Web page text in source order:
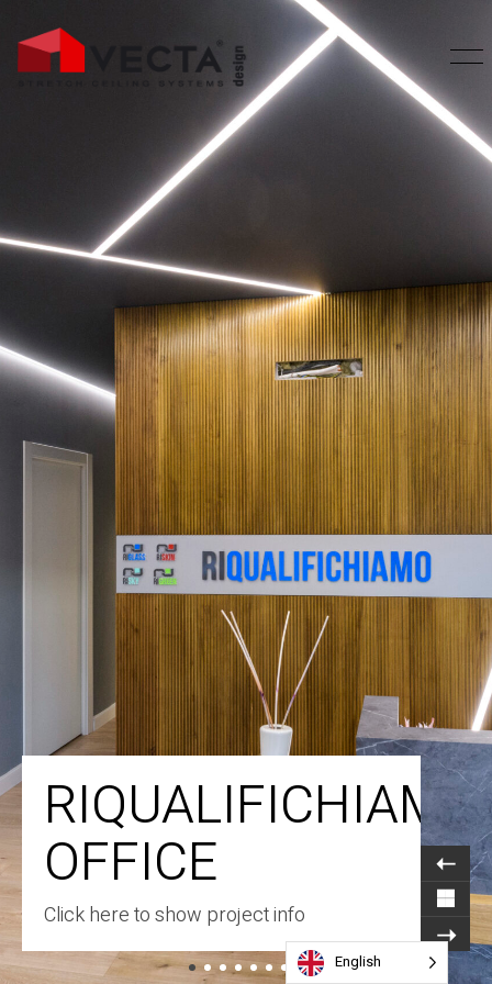
RIQUALIFICHIAMO
OFFICE
Click here to show project info
English